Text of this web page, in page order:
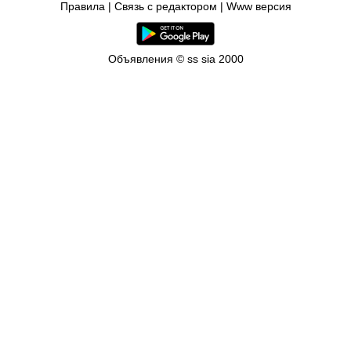
Правила Связь с редактором Www версия
Объявления © ss sia 2000